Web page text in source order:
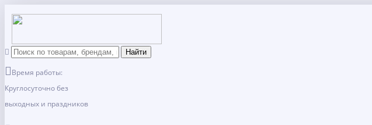
Время работы:
Круглосуточно без
выходных и праздников